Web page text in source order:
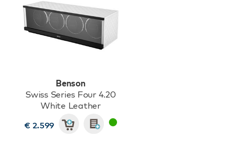
Benson
Swiss Series Four 4.20
White Leather
€ 2.599